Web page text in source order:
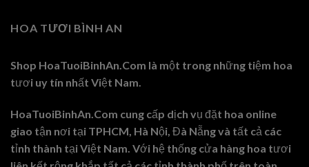
HOA TƯƠI BÌNH AN
Shop HoaTuoiBinhAn.Com là một trong những tiệm hoa
tươi uy tín nhất Việt Nam.
HoaTuoiBinhAn.Com cung cấp dịch vụ đặt hoa online
giao tận nơi tại TPHCM, Hà Nội, Đà Nẵng và tất cả các
tỉnh thành tại Việt Nam. Với hệ thống cửa hàng hoa tươi